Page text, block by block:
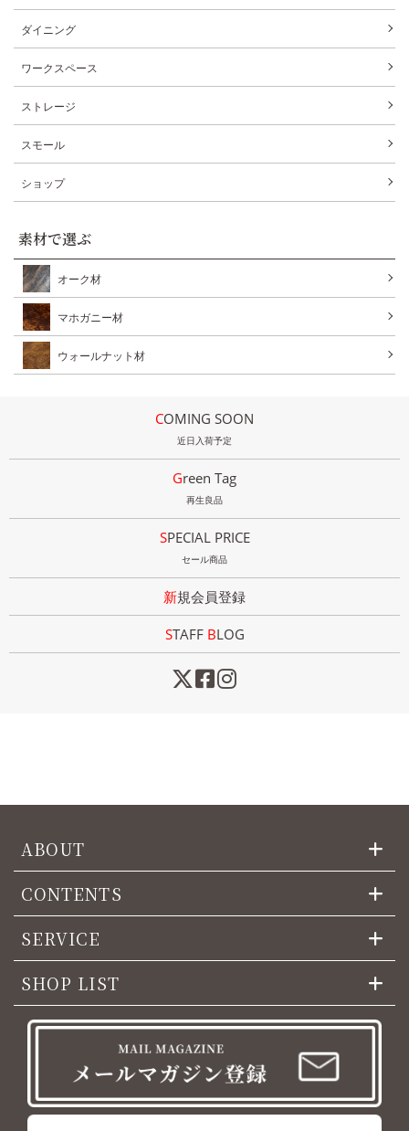
ダイニング
ワークスペース
ストレージ
スモール
ショップ
素材で選ぶ
オーク材
マホガニー材
ウォールナット材
COMING SOON
近日入荷予定
Green Tag
再生良品
SPECIAL PRICE
セール商品
新規会員登録
STAFF BLOG
ABOUT
CONTENTS
SERVICE
SHOP LIST